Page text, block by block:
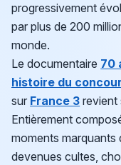
progressivement
par plus de 200
monde.
Le documentaire 70
histoire du
sur France 3 revient
Entièrement
moments
devenues cultes,